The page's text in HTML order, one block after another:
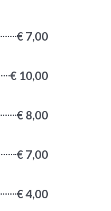
€ 7,00
€ 10,00
€ 8,00
€ 7,00
€ 4,00